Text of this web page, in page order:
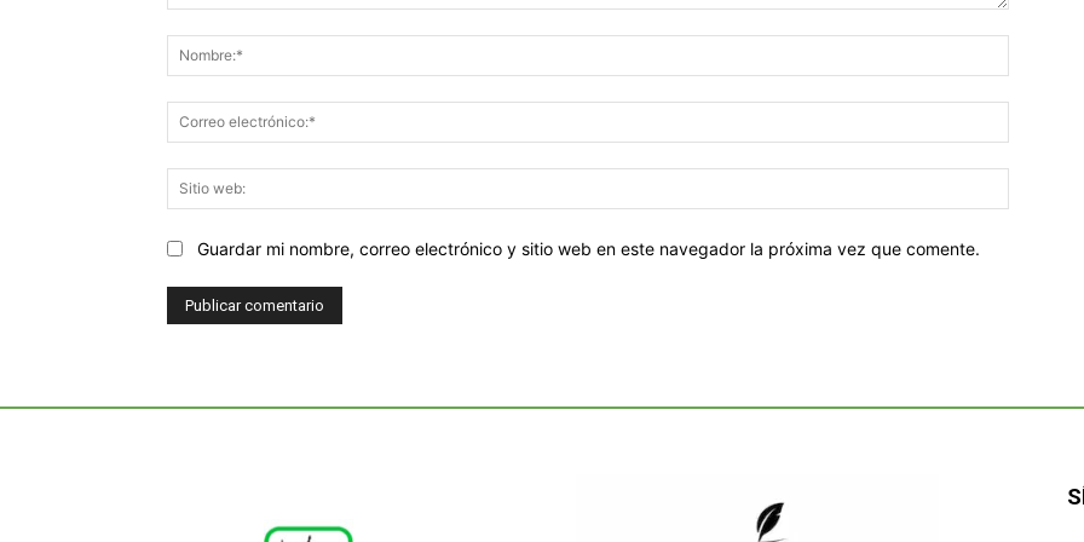
web:
Guardar mi nombre, correo electrónico y sitio web en este navegador la próxima vez que comente.